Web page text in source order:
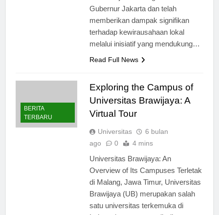
Uno menjabat sebagai Wakil
Gubernur Jakarta dan telah
memberikan dampak signifikan
terhadap kewirausahaan lokal
BERITA
Exploring the Campus of
Universitas Brawijaya: A
Universitas
6 bulan
Universitas Brawijaya: An
Overview of Its Campuses Terletak
di Malang, Jawa Timur, Universitas
Brawijaya (UB) merupakan salah